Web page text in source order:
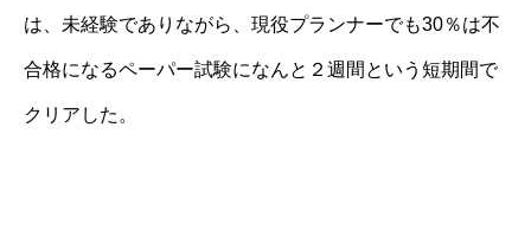
は、未経験でありながら、現役プランナーでも30％は不
合格になるペーパー試験になんと２週間という短期間で
クリアした。